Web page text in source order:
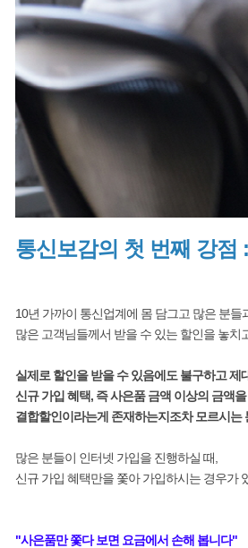
통신보감의 첫 번째 강점
10년 가까이 통신업계에 몸 담그고 많은 분들
많은 고객님들께서 받을 수 있는 할인을 놓치
실제로 할인을 받을 수 있음에도 불구하고 제
신규 가입 혜택, 즉 사은품 금액 이상의 금액
결합할인이라는게 존재하는지조차 모르시는
많은 분들이 인터넷 가입을 진행하실 때,
신규 가입 혜택만을 쫓아 가입하시는 경우가
"사은품만 쫓다 보면 요금에서 손해 봅니다"